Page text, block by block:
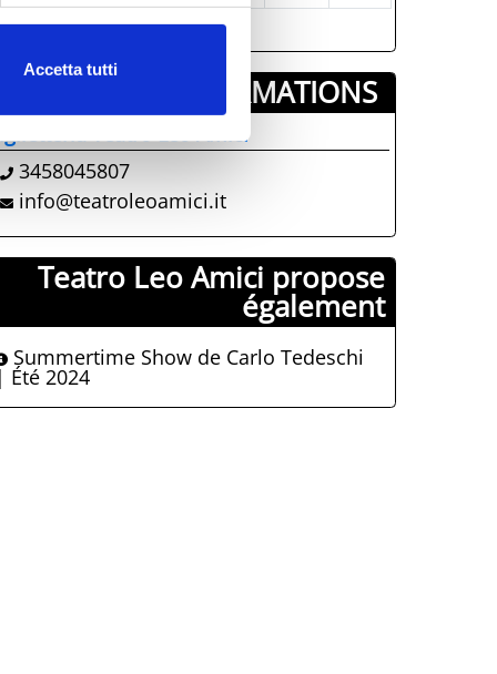
Accetta tutti
INFORMATIONS ­
Biglietteria Teatro Leo Amici
3458045807
info@teatroleoamici.it
Teatro Leo Amici propose
également
Summertime Show de Carlo Tedeschi
| Été 2024